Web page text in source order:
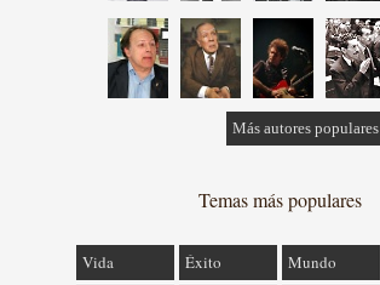
Más autores populares
Temas más populares
Vida Éxito Mundo